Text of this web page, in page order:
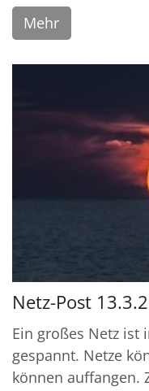
Mehr
Netz-Post
Ein großes Netz ist
gespannt. Netze
können auffangen.